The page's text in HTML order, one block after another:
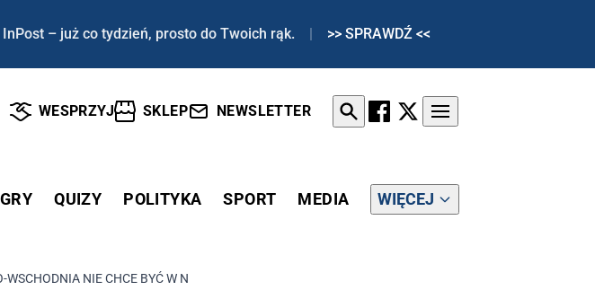
– już co tydzień, prosto do Twoich rąk. | >> SPRAWDŹ <<
WESPRZYJ SKLEP NEWSLETTER
GRY QUIZY POLITYKA SPORT MEDIA WIĘCEJ
NIE CHCE BYĆ W NICZYJEJ STREFIE WPŁYWÓW